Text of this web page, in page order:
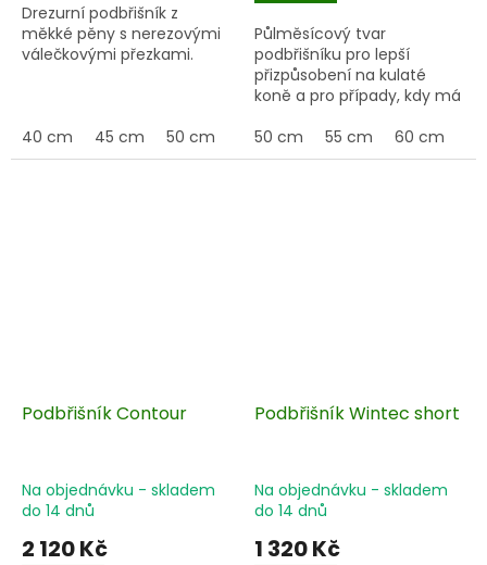
Drezurní podbřišník z
měkké pěny s nerezovými
válečkovými přezkami.
40 cm 45 cm 50 cm 55 cm 60 cm 65 cm
Půlměsícový tvar
podbřišníku pro lepší
přizpůsobení na kulaté
koně a pro případy, kdy má
dopředu.
50 cm 55 cm 60 cm
Podbřišník Contour
Na objednávku - skladem
do 14 dnů
2 120 Kč
Podbřišník Wintec short
Na objednávku - skladem
do 14 dnů
1 320 Kč